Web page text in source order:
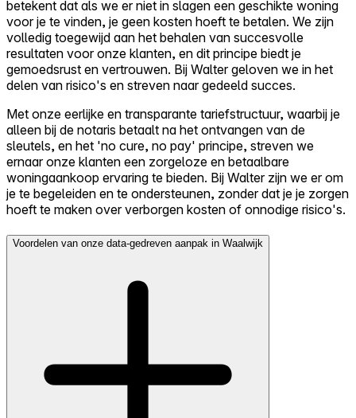
betekent dat als we er niet in slagen een geschikte woning
voor je te vinden, je geen kosten hoeft te betalen. We zijn
volledig toegewijd aan het behalen van succesvolle
resultaten voor onze klanten, en dit principe biedt je
gemoedsrust en vertrouwen. Bij Walter geloven we in het
delen van risico's en streven naar gedeeld succes.
Met onze eerlijke en transparante tariefstructuur, waarbij je
alleen bij de notaris betaalt na het ontvangen van de
sleutels, en het 'no cure, no pay' principe, streven we
ernaar onze klanten een zorgeloze en betaalbare
woningaankoop ervaring te bieden. Bij Walter zijn we er om
je te begeleiden en te ondersteunen, zonder dat je je zorgen
hoeft te maken over verborgen kosten of onnodige risico's.
Voordelen van onze data-gedreven aanpak in Waalwijk